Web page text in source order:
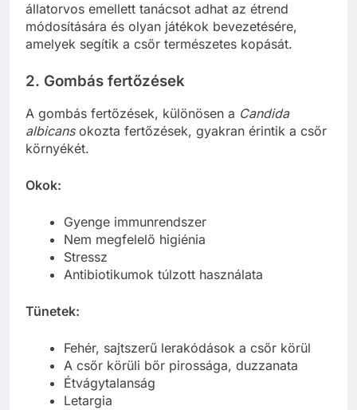
állatorvos emellett tanácsot adhat az étrend
módosítására és olyan játékok bevezetésére,
amelyek segítik a csőr természetes kopását.
2. Gombás fertőzések
A gombás fertőzések, különösen a Candida
albicansokozta fertőzések, gyakran érintik a csőr
környékét.
Okok:
Gyenge immunrendszer
Nem megfelelő higiénia
Stressz
Antibiotikumok túlzott használata
Tünetek:
Fehér, sajtszerű lerakódások a csőr körül
A csőr körüli bőr pirossága, duzzanata
Étvágytalanság
Letargia